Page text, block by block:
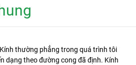
thường phẳng trong quá trình tôi
dạng theo đường cong đã định. Kính